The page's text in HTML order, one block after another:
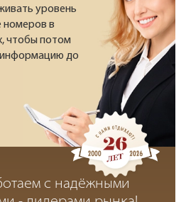
уровень
номеров в
чтобы потом
до
с надёжными